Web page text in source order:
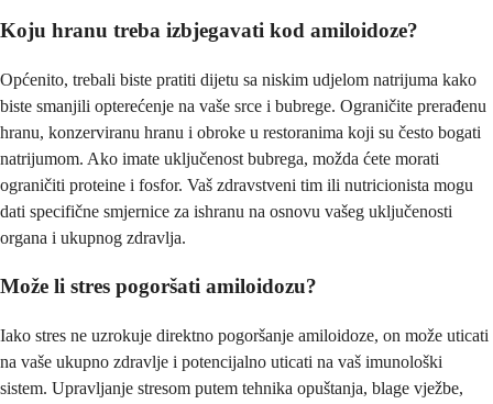
Koju hranu treba izbjegavati kod amiloidoze?
Općenito, trebali biste pratiti dijetu sa niskim udjelom natrijuma kako
biste smanjili opterećenje na vaše srce i bubrege. Ograničite prerađenu
hranu, konzerviranu hranu i obroke u restoranima koji su često bogati
natrijumom. Ako imate uključenost bubrega, možda ćete morati
ograničiti proteine i fosfor. Vaš zdravstveni tim ili nutricionista mogu
dati specifične smjernice za ishranu na osnovu vašeg uključenosti
organa i ukupnog zdravlja.
Može li stres pogoršati amiloidozu?
Iako stres ne uzrokuje direktno pogoršanje amiloidoze, on može uticati
na vaše ukupno zdravlje i potencijalno uticati na vaš imunološki
sistem. Upravljanje stresom putem tehnika opuštanja, blage vježbe,